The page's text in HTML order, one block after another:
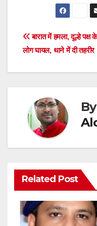
e
b
k
tt
er
at
s
A
Post
navigation
बारात में हमला, दूल्हे पक्ष
लोग घायल, थाने में दी तहरीर
By
Related Post